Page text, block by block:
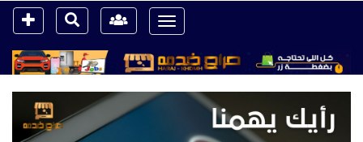
Toggle
navigation